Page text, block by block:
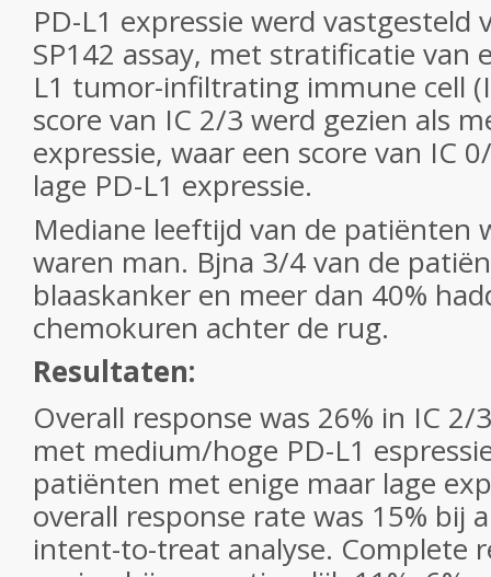
PD-L1 expressie werd vastgesteld
SP142 assay, met stratificatie van
L1 tumor-infiltrating immune cell
score van IC 2/3 werd gezien als
expressie, waar een score van IC
lage PD-L1 expressie.
Mediane leeftijd van de patiënten
waren man. Bjna 3/4 van de
blaaskanker en meer dan 40%
chemokuren achter de rug.
Resultaten:
Overall response was 26% in IC
met medium/hoge PD-L1
patiënten met enige maar lage
overall response rate was 15% bij
intent-to-treat analyse. Complete